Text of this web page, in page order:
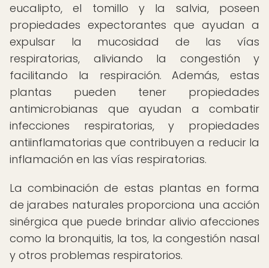
eucalipto, el tomillo y la salvia, poseen
propiedades expectorantes que ayudan a
expulsar la mucosidad de las vías
respiratorias, aliviando la congestión y
facilitando la respiración. Además, estas
plantas pueden tener propiedades
antimicrobianas que ayudan a combatir
infecciones respiratorias, y propiedades
antiinflamatorias que contribuyen a reducir la
inflamación en las vías respiratorias.
La combinación de estas plantas en forma
de jarabes naturales proporciona una acción
sinérgica que puede brindar alivio afecciones
como la bronquitis, la tos, la congestión nasal
y otros problemas respiratorios.